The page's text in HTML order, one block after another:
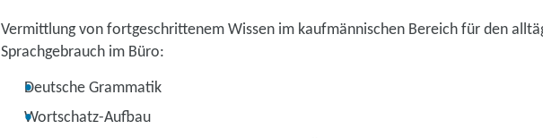
Vermittlung von fortgeschrittenem Wissen im kaufmännischen Bereich für den
Sprachgebrauch im Büro:
Deutsche Grammatik
Wortschatz-Aufbau